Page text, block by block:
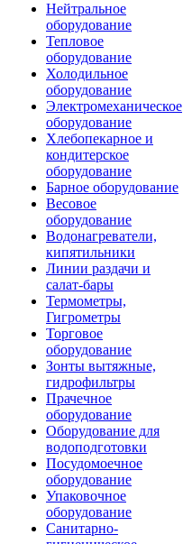
Нейтральное
оборудование
Тепловое
оборудование
Холодильное
оборудование
Электромеханическое
оборудование
Хлебопекарное и
кондитерское
оборудование
Барное оборудование
Весовое
оборудование
Водонагреватели,
кипятильники
Линии раздачи и
салат-бары
Термометры,
Гигрометры
Торговое
оборудование
Зонты вытяжные,
гидрофильтры
Прачечное
оборудование
Оборудование для
водоподготовки
Посудомоечное
оборудование
Упаковочное
оборудование
Санитарно-